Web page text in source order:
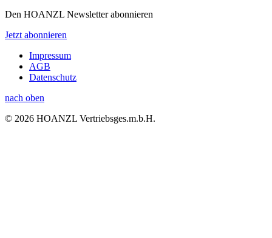
Den HOANZL Newsletter abonnieren
Jetzt abonnieren
Impressum
AGB
Datenschutz
nach oben
© 2026 HOANZL Vertriebsges.m.b.H.